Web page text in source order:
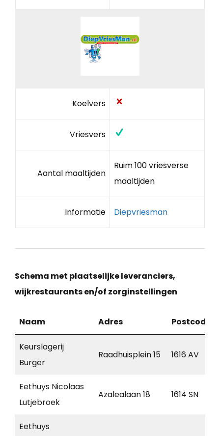
Koelvers
Vriesvers
Aantal maaltijden
Ruim 100 vriesverse
maaltijden
Informatie Diepvriesman
Schema met plaatselijke leveranciers,
wijkrestaurants en/of zorginstellingen
Naam Adres Postcode
Keurslagerij
Burger
Raadhuisplein 15 1616 AV
Eethuys Nicolaas
Lutjebroek
Azalealaan 18 1614 SN
Eethuys